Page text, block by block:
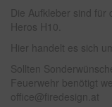
Die Aufkleber sind für
Heros H10.
Hier handelt es sich
Sollten
Feuerwehr benötigt
office@firedesign.at